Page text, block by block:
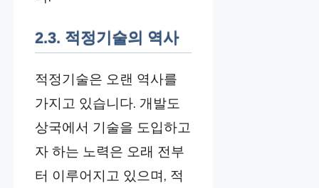
2.3. 적정기술의 역사
적정기술은 오랜 역사를
가지고 있습니다. 개발도
상국에서 기술을 도입하고
자 하는 노력은 오래 전부
터 이루어지고 있으며, 적